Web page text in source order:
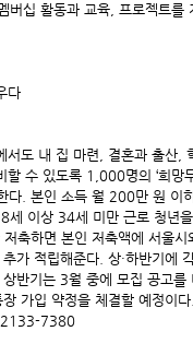
버십 활동과 교육, 프로젝트를
다
서도 내 집 마련, 결혼과 출산,
할 수 있도록 1,000명의 ‘희망
다. 본인 소득 월 200만 원 이
이상 34세 미만 근로 청년
축하면 본인 저축액에 서울시
가 적립해준다. 상·하반기에
반기는 3월 중에 모집 공고
가입 약정을 체결할 예정이다.
2133-7380